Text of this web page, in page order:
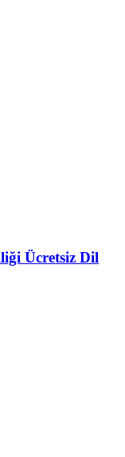
Ücretsiz Dil